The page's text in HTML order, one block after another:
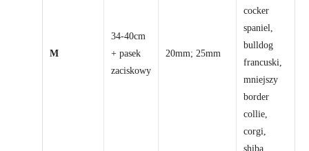
M
34-40cm
+ pasek
zaciskowy
20mm; 25mm
cocker
spaniel,
bulldog
francuski,
mniejszy
border
collie,
corgi,
shiba